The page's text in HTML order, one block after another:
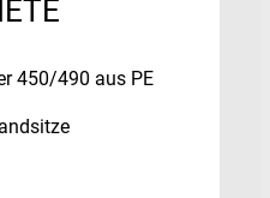
450/490 aus PE